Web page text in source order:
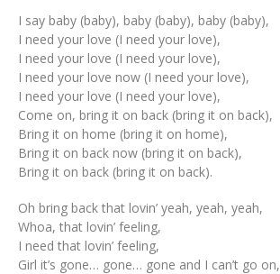
I say baby (baby), baby (baby), baby (baby),
I need your love (I need your love),
I need your love (I need your love),
I need your love now (I need your love),
I need your love (I need your love),
Come on, bring it on back (bring it on back),
Bring it on home (bring it on home),
Bring it on back now (bring it on back),
Bring it on back (bring it on back).
Oh bring back that lovin’ yeah, yeah, yeah,
Whoa, that lovin’ feeling,
I need that lovin’ feeling,
Girl it’s gone… gone… gone and I can’t go on,